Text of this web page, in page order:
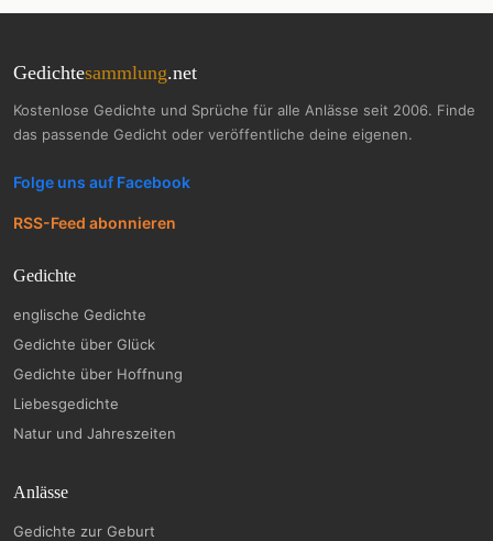
Gedichtesammlung.net
Kostenlose Gedichte und Sprüche für alle Anlässe seit 2006. Finde
das passende Gedicht oder veröffentliche deine eigenen.
Folge uns auf Facebook
RSS-Feed abonnieren
Gedichte
englische Gedichte
Gedichte über Glück
Gedichte über Hoffnung
Liebesgedichte
Natur und Jahreszeiten
Anlässe
Gedichte zur Geburt